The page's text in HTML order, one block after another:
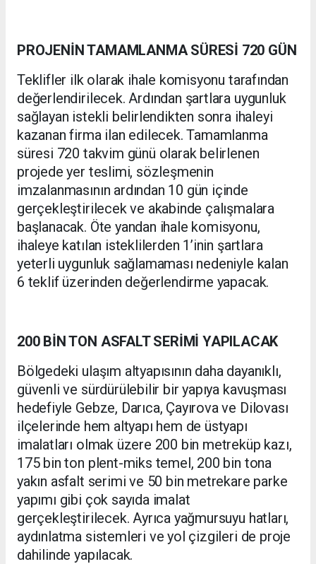
PROJENİN TAMAMLANMA SÜRESİ 720 GÜN
Teklifler ilk olarak ihale komisyonu tarafından
değerlendirilecek. Ardından şartlara uygunluk
sağlayan istekli belirlendikten sonra ihaleyi
kazanan firma ilan edilecek. Tamamlanma
süresi 720 takvim günü olarak belirlenen
projede yer teslimi, sözleşmenin
imzalanmasının ardından 10 gün içinde
gerçekleştirilecek ve akabinde çalışmalara
başlanacak. Öte yandan ihale komisyonu,
ihaleye katılan isteklilerden 1’inin şartlara
yeterli uygunluk sağlamaması nedeniyle kalan
6 teklif üzerinden değerlendirme yapacak.
200 BİN TON ASFALT SERİMİ YAPILACAK
Bölgedeki ulaşım altyapısının daha dayanıklı,
güvenli ve sürdürülebilir bir yapıya kavuşması
hedefiyle Gebze, Darıca, Çayırova ve Dilovası
ilçelerinde hem altyapı hem de üstyapı
imalatları olmak üzere 200 bin metreküp kazı,
175 bin ton plent-miks temel, 200 bin tona
yakın asfalt serimi ve 50 bin metrekare parke
yapımı gibi çok sayıda imalat
gerçekleştirilecek. Ayrıca yağmursuyu hatları,
aydınlatma sistemleri ve yol çizgileri de proje
dahilinde yapılacak.